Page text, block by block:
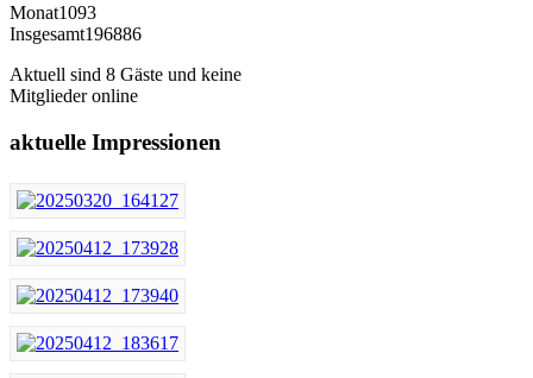
Monat1093
Insgesamt196886
Aktuell sind 8 Gäste und keine
Mitglieder online
aktuelle Impressionen